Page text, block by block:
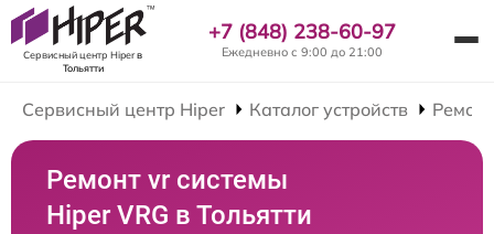
Сервисный центр Hiperв
Тольятти
+7 (848) 238-60-97
Ежедневно с 9:00 до 21:00
Сервисный центр Hiper Каталог устройств
Ремонт vr системы
Hiper VRG в Тольятти